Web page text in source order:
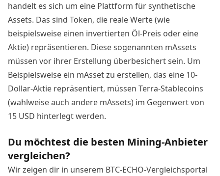
handelt es sich um eine Plattform für synthetische
Assets. Das sind Token, die reale Werte (wie
beispielsweise einen invertierten Öl-Preis oder eine
Aktie) repräsentieren. Diese sogenannten mAssets
müssen vor ihrer Erstellung überbesichert sein. Um
Beispielsweise ein mAsset zu erstellen, das eine 10-
Dollar-Aktie repräsentiert, müssen Terra-Stablecoins
(wahlweise auch andere mAssets) im Gegenwert von
15 USD hinterlegt werden.
Du möchtest die besten Mining-Anbieter
vergleichen?
Wir zeigen dir in unserem BTC-ECHO-Vergleichsportal